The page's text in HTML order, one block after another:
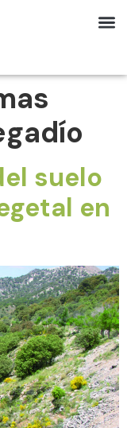
suelo
en